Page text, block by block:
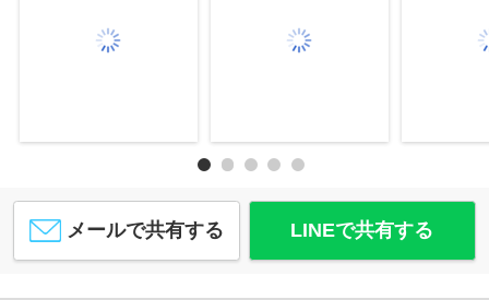
メールで共有する LINEで共有する